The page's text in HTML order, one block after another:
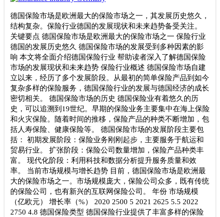
德国保险市场是欧洲最大的保险市场之一，其发展历史悠久，
结构复杂。保险行业德国的发展现状和未来趋势备受关注。
关键要点 德国保险市场是欧洲最大的保险市场之一 保险行业
德国的发展历史悠久 德国保险市场的发展受到多种因素的影
响 本文将全面介绍德国保险行业 帮助读者深入了解德国保险
市场的发展现状和未来趋势 保险行业概述 德国保险市场自建
立以来，经历了多个发展阶段。从最初的简单保险产品到如今
复杂多样的保险服务，德国保险行业的发展与德国经济的成长
密切相关。 德国保险市场的历史 德国保险业有着悠久的历
史，可以追溯到19世纪。早期的保险业务主要集中在海上保险
和火灾保险。随着时间的推移，保险产品的种类不断增加，包
括人寿保险、健康保险等。 德国保险市场的发展阶段主要包
括： 初期发展阶段：保险业务刚刚起步，主要服务于航运和
贸易行业。 扩张阶段：保险公司数量增加，保险产品种类丰
富。 现代化阶段：利用科技和数据分析提升服务质量和效
率。 当前市场规模与增长趋势 目前，德国保险市场是欧洲最
大的保险市场之一。市场规模庞大，保险公司众多，既有传统
的保险公司，也有新兴的互联网保险公司。 年份 市场规模
（亿欧元） 增长率（%） 2020 2500 5 2021 2625 5.5 2022
2750 4.8 德国保险类型 德国保险行业提供了丰富多样的保险